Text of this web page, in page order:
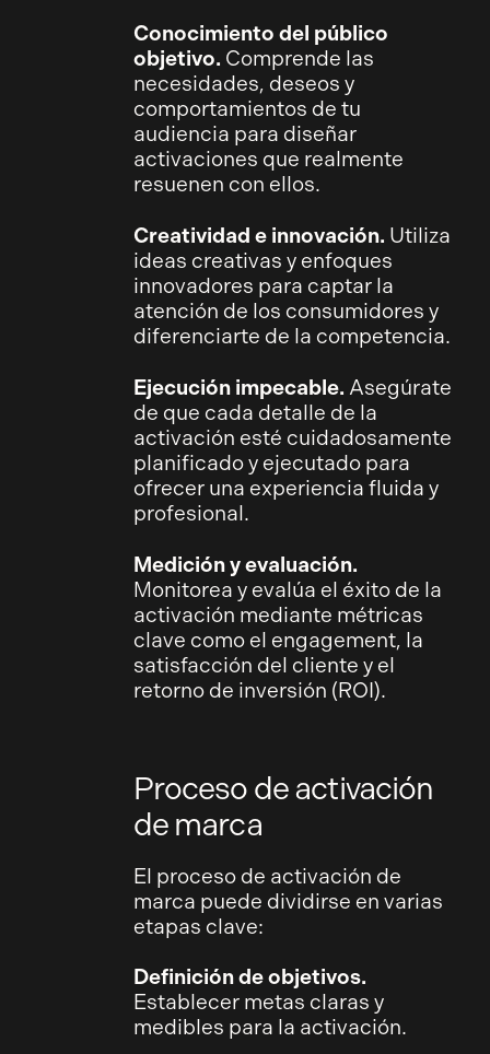
Conocimiento del público
objetivo. Comprende las
necesidades, deseos y
comportamientos de tu
audiencia para diseñar
activaciones que realmente
resuenen con ellos.
Creatividad e innovación. Utiliza
ideas creativas y enfoques
innovadores para captar la
atención de los consumidores y
diferenciarte de la competencia.
Ejecución impecable. Asegúrate
de que cada detalle de la
activación esté cuidadosamente
planificado y ejecutado para
ofrecer una experiencia fluida y
profesional.
Medición y evaluación.
Monitorea y evalúa el éxito de la
activación mediante métricas
clave como el engagement, la
satisfacción del cliente y el
retorno de inversión (ROI).
Proceso de activación
de marca
El proceso de activación de
marca puede dividirse en varias
etapas clave:
Definición de objetivos.
Establecer metas claras y
medibles para la activación.